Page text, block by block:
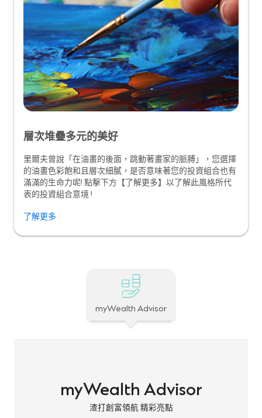
層次堆疊多元的美好
里爾夫曾說「在油畫的後面，跳動著畫家的脈膊」，您選擇
的油畫色彩飽和且層次細膩，是否意味著您的投資組合也有
滿滿的生命力呢! 點擊下方【了解更多】以了解此風格所代
表的投資組合意境 !
了解更多
myWealth Advisor
myWealth Advisor
渣打創富領航 精彩亮點